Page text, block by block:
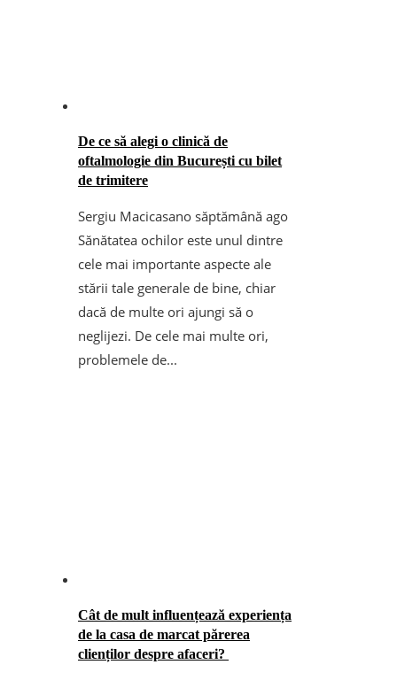
De ce să alegi o clinică de
oftalmologie din București cu bilet
de trimitere
Sergiu Macicasano săptămână ago
Sănătatea ochilor este unul dintre
cele mai importante aspecte ale
stării tale generale de bine, chiar
dacă de multe ori ajungi să o
neglijezi. De cele mai multe ori,
problemele de...
Cât de mult influențează experiența
de la casa de marcat părerea
clienților despre afaceri?